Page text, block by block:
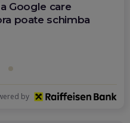
Google care
poate schimba
by